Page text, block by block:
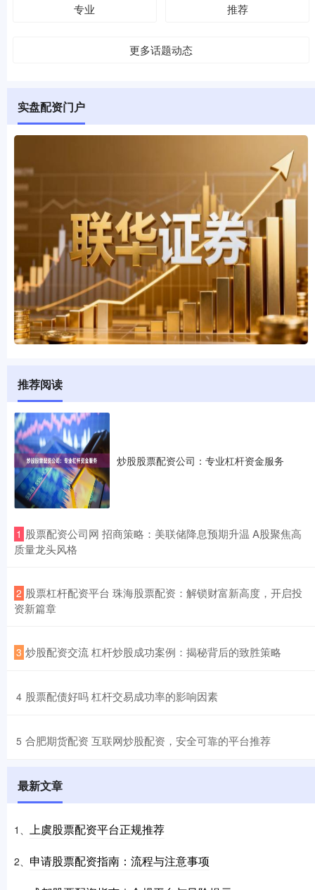
专业 推荐
更多话题动态
实盘配资门户
推荐阅读
炒股股票配资公司：专业杠杆资金服务
1 ​股票配资公司网 招商策略：美联储降息预期升温 A股聚焦高
质量龙头风格
2 ​股票杠杆配资平台 珠海股票配资：解锁财富新高度，开启投
资新篇章
3 ​炒股配资交流 杠杆炒股成功案例：揭秘背后的致胜策略
4 ​股票配债好吗 杠杆交易成功率的影响因素
5 ​合肥期货配资 互联网炒股配资，安全可靠的平台推荐
最新文章
1、 上虞股票配资平台正规推荐
2、 申请股票配资指南：流程与注意事项